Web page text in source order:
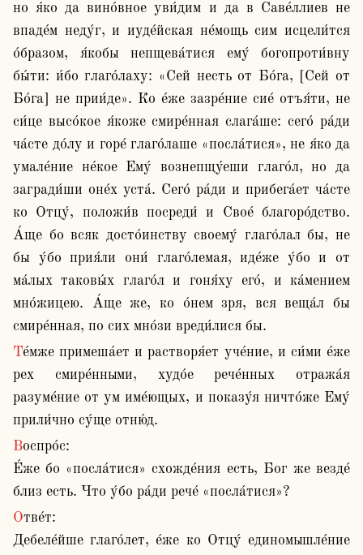
но я́ко да вино́вное уви́дим и да в Саве́ллиев не
впаде́м неду́г, и иуде́йская не́мощь сим исцели́тся
о́бразом, я́кобы непщева́тися ему́ богопроти́вну
бы́ти: и́бо глаго́лаху: «Сей несть от Бо́га, [Сей от
Бо́га] не прии́де». Ко е́же зазре́ние сие́ отъя́ти, не
си́це высо́кое я́коже смире́нная слага́ше: сего́ ра́ди
ча́сте до́лу и горе́ глаго́лаше «посла́тися», не я́ко да
умале́ние не́кое Ему́ вознепщу́еши глаго́л, но да
загради́ши оне́х уста́. Сего́ ра́ди и прибега́ет ча́сте
ко Отцу́, положи́в посреди́ и Свое́ благоро́дство.
А́ще бо всяк досто́инству своему́ глаго́лал бы, не
бы у́бо прия́ли они́ глаго́лемая, иде́же у́бо и от
ма́лых таковы́х глаго́л и гоня́ху его́, и ка́мением
мно́жицею. А́ще же, ко о́нем зря, вся веща́л бы
смире́нная, по сих мно́зи вреди́лися бы.
Те́мже примеша́ет и растворя́ет уче́ние, и си́ми е́же
рех смире́нными, худо́е рече́нных отража́я
разуме́ние от ум име́ющых, и показу́я ничто́же Ему́
прили́чно су́ще отню́д.
Воспро́с:
Е́же бо «посла́тися» схожде́ния есть, Бог же везде́
близ есть. Что у́бо ра́ди рече́ «посла́тися»?
Отве́т:
Дебеле́йше глаго́лет, е́же ко Отцу́ единомышле́ние